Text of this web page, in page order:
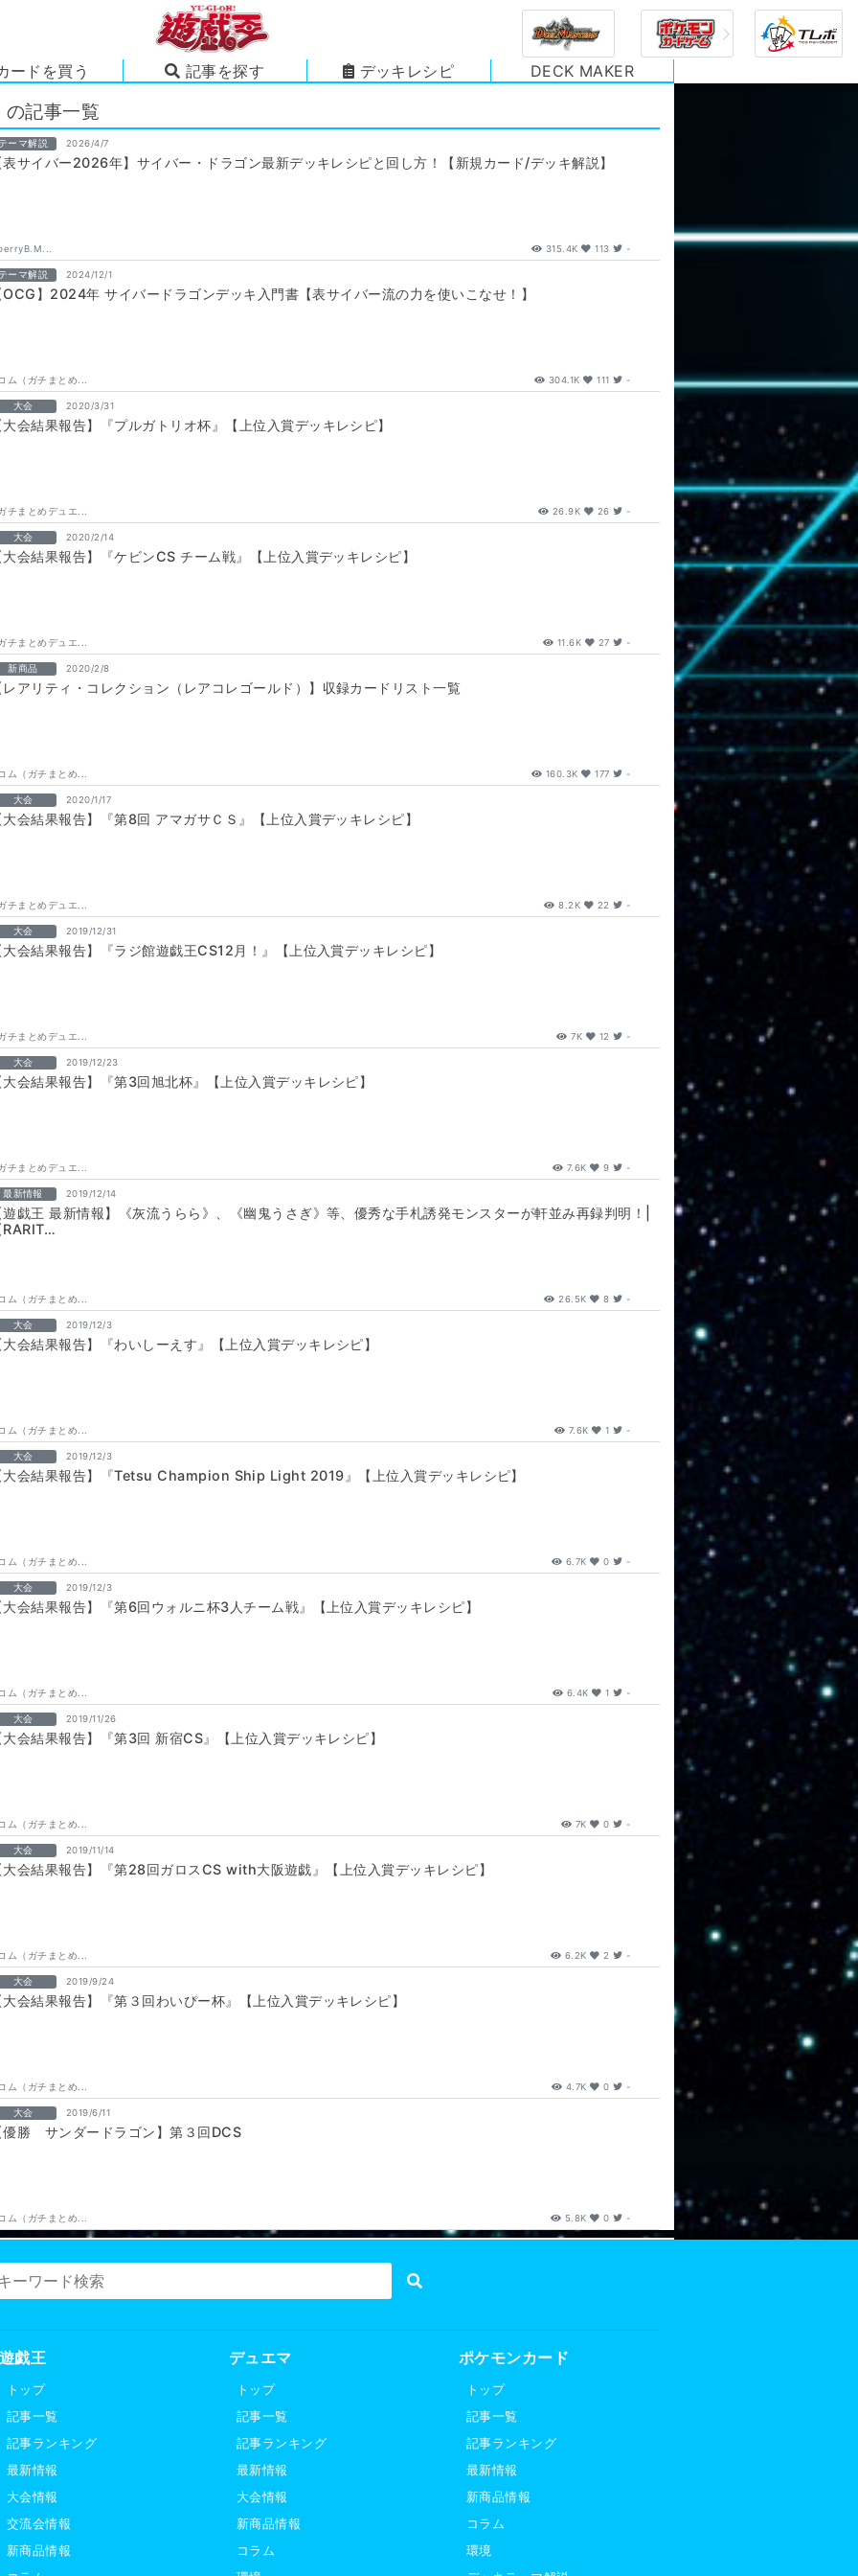
ードを買う 記事を探す デッキレシピ DECK MAKER
記事一覧
ーマ解説 2026/4/7
表サイバー2026年】サイバー・ドラゴン最新デッキレシピと回し方！【新規カード/デッキ解説】
315.4K 113 -
ーマ解説 2024/12/1
OCG】2024年 サイバードラゴンデッキ入門書【表サイバー流の力を使いこなせ！】
ム（ガチまとめ... 304.1K 111 -
大会 2020/3/31
大会結果報告】『プルガトリオ杯』【上位入賞デッキレシピ】
チまとめデュエ... 26.9K 26 -
大会 2020/2/14
大会結果報告】『ケビンCS チーム戦』【上位入賞デッキレシピ】
チまとめデュエ... 11.6K 27 -
新商品 2020/2/8
レアリティ・コレクション（レアコレゴールド）】収録カードリスト一覧
ム（ガチまとめ... 160.3K 177 -
大会 2020/1/17
大会結果報告】『第8回 アマガサＣＳ』【上位入賞デッキレシピ】
チまとめデュエ... 8.2K 22 -
大会 2019/12/31
大会結果報告】『ラジ館遊戯王CS12月！』【上位入賞デッキレシピ】
チまとめデュエ... 7K 12 -
大会 2019/12/23
大会結果報告】『第3回旭北杯』【上位入賞デッキレシピ】
チまとめデュエ... 7.6K 9 -
最新情報 2019/12/14
遊戯王 最新情報】《灰流うらら》、《幽鬼うさぎ》等、優秀な手札誘発モンスターが軒並み再録判明！|
RARIT…
ム（ガチまとめ... 26.5K 8 -
大会 2019/12/3
大会結果報告】『わいしーえす』【上位入賞デッキレシピ】
ム（ガチまとめ... 7.6K 1 -
大会 2019/12/3
大会結果報告】『Tetsu Champion Ship Light 2019』【上位入賞デッキレシピ】
ム（ガチまとめ... 6.7K 0 -
大会 2019/12/3
大会結果報告】『第6回ウォルニ杯3人チーム戦』【上位入賞デッキレシピ】
ム（ガチまとめ... 6.4K 1 -
大会 2019/11/26
大会結果報告】『第3回 新宿CS』【上位入賞デッキレシピ】
ム（ガチまとめ... 7K 0 -
大会 2019/11/14
大会結果報告】『第28回ガロスCS with大阪遊戯』【上位入賞デッキレシピ】
ム（ガチまとめ... 6.2K 2 -
大会 2019/9/24
大会結果報告】『第３回わいぴー杯』【上位入賞デッキレシピ】
ム（ガチまとめ... 4.7K 0 -
大会 2019/6/11
優勝 サンダードラゴン】第３回DCS
ム（ガチまとめ... 5.8K 0 -
遊戯王
トップ
記事一覧
記事ランキング
最新情報
大会情報
交流会情報
新商品情報
デュエマ
トップ
記事一覧
記事ランキング
最新情報
大会情報
新商品情報
コラム
ポケモンカード
トップ
記事一覧
記事ランキング
最新情報
新商品情報
コラム
環境